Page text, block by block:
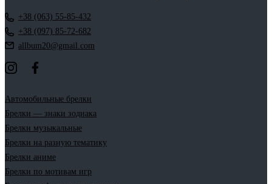
+38 (063) 55-85-432
+38 (097) 85-72-682
allbum20@gmail.com
Автомобильные брелки
Брелки — знаки зодиака
Брелки музыкальные
Брелки на разную тематику
Брелки аниме
Брелки по мотивам игр